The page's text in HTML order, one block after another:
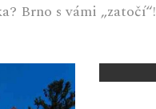
Brno s vámi „zatočí“!